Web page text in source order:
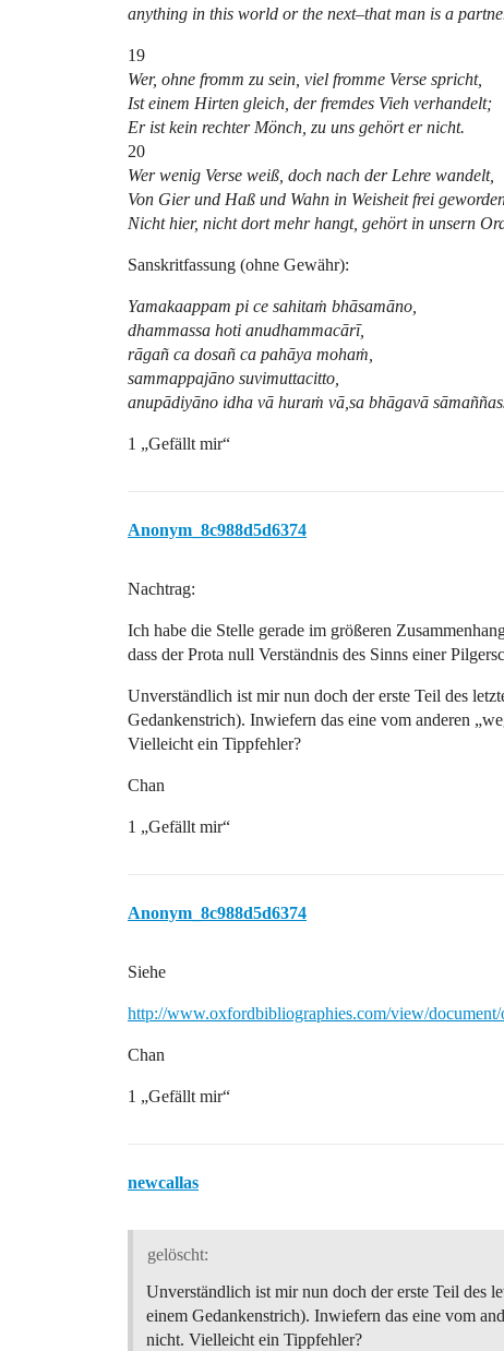
anything in this world or the next–that man is a
19
Wer, ohne fromm zu sein, viel fromme Verse spricht,
Ist einem Hirten gleich, der fremdes Vieh verhandelt;
Er ist kein rechter Mönch, zu uns gehört er nicht.
20
Wer wenig Verse weiß, doch nach der Lehre wandelt,
Von Gier und Haß und Wahn in Weisheit frei
Nicht hier, nicht dort mehr hangt, gehört in unsern
Sanskritfassung (ohne Gewähr):
Yamakaappam pi ce sahitaṁ bhāsamāno,
dhammassa hoti anudhammacārī,
rāgañ ca dosañ ca pahāya mohaṁ,
sammappajāno suvimuttacitto,
anupādiyāno idha vā huraṁ vā,sa bhāgavā
1 „Gefällt mir“
Anonym_8c988d5d6374
Nachtrag:
Ich habe die Stelle gerade im größeren
dass der Prota null Verständnis des Sinns einer
Unverständlich ist mir nun doch der erste Teil des
Gedankenstrich). Inwiefern das eine vom anderen
Vielleicht ein Tippfehler?
Chan
1 „Gefällt mir“
Anonym_8c988d5d6374
Siehe
http://www.oxfordbibliographies.com/view/
Chan
1 „Gefällt mir“
newcallas
gelöscht:
Unverständlich ist mir nun doch der erste Teil des
einem Gedankenstrich). Inwiefern das eine vom
nicht. Vielleicht ein Tippfehler?